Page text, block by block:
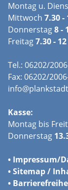
Montag u.
Mittwoch 7.30 -
Donnerstag8 -
Freitag7.30 -
Tel.: 06202/
Fax: 06202/
Kasse:
Montag bis
Donnerstag
• Impressum/
•Sitemap /
•